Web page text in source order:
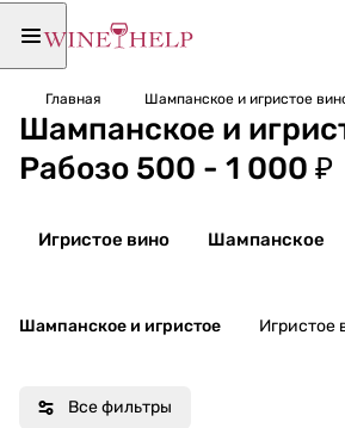
Главная Шампанское и игристое
Шампанское и
Рабозо 500 - 1 000 ₽
Игристое вино Шампанское
Шампанское и игристое Игристое
Все фильтры